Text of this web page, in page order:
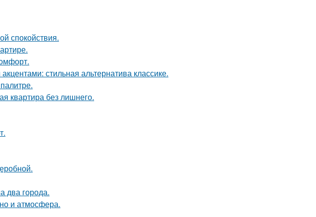
спокойствия.
стильная альтернатива классике.
квартира без лишнего.
два города.
и атмосфера.